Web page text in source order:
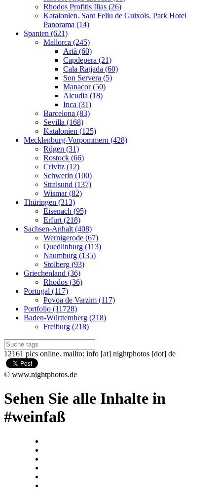
Rhodos Profitis Ilias (26)
Katalonien. Sant Feliu de Guixols. Park Hotel
Panorama (14)
Spanien (621)
Mallorca (245)
Artà (60)
Capdepera (21)
Cala Ratjada (60)
Son Servera (5)
Manacor (50)
Alcudia (18)
Inca (31)
Barcelona (83)
Sevilla (168)
Katalonien (125)
Mecklenburg-Vorpommern (428)
Rügen (31)
Rostock (66)
Crivitz (12)
Schwerin (100)
Stralsund (137)
Wismar (82)
Thüringen (313)
Eisenach (95)
Erfurt (218)
Sachsen-Anhalt (408)
Wernigerode (67)
Quedlinburg (113)
Naumburg (135)
Stolberg (93)
Griechenland (36)
Rhodos (36)
Portugal (117)
Povoa de Varzim (117)
Portfolio (11728)
Baden-Württemberg (218)
Freiburg (218)
12161 pics online. mailto: info [at] nightphotos [dot] de
© www.nightphotos.de
Sehen Sie alle Inhalte in
#weinfaß